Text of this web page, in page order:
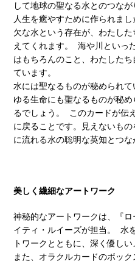
して地球の聖なる水とのつな
人生を癒やすために作られま
欠な水という存在が、わたし
えてくれます。 海や川といっ
はもちろんのこと、わたした
ています。
水には聖なるものが秘められ
ゆる生命にも聖なるものが秘
るでしょう。 このカードが伝
に戻ることです。見えないも
に流れる水の聡明な英知とつな
美しく繊細なアートワーク
神秘的なアートワークは、『
イティ・ルイーズが担当。 水
トワークとともに、深く優し
また、オラクルカードのボッ